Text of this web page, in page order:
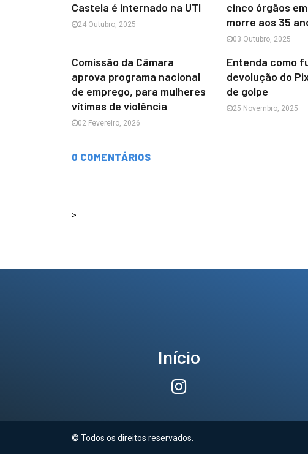
Castela é internado na UTI
24 Outubro, 2025
cinco órgãos
morre aos 35
03 Outubro, 2025
Comissão da Câmara
aprova programa nacional
de emprego, para mulheres
vítimas de violência
02 Fevereiro, 2026
Entenda como
devolução do
de golpe
25 Novembro, 2025
0 COMENTÁRIOS
>
Início
© Todos os direitos reservados.